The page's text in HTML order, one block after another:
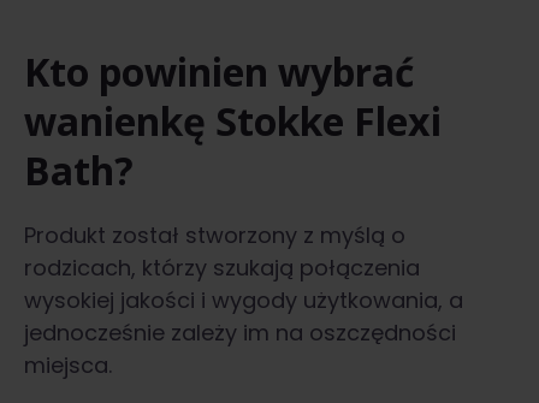
Kto powinien wybrać
wanienkę Stokke Flexi
Bath?
Produkt został stworzony z myślą o
rodzicach, którzy szukają połączenia
wysokiej jakości i wygody użytkowania, a
jednocześnie zależy im na oszczędności
miejsca.